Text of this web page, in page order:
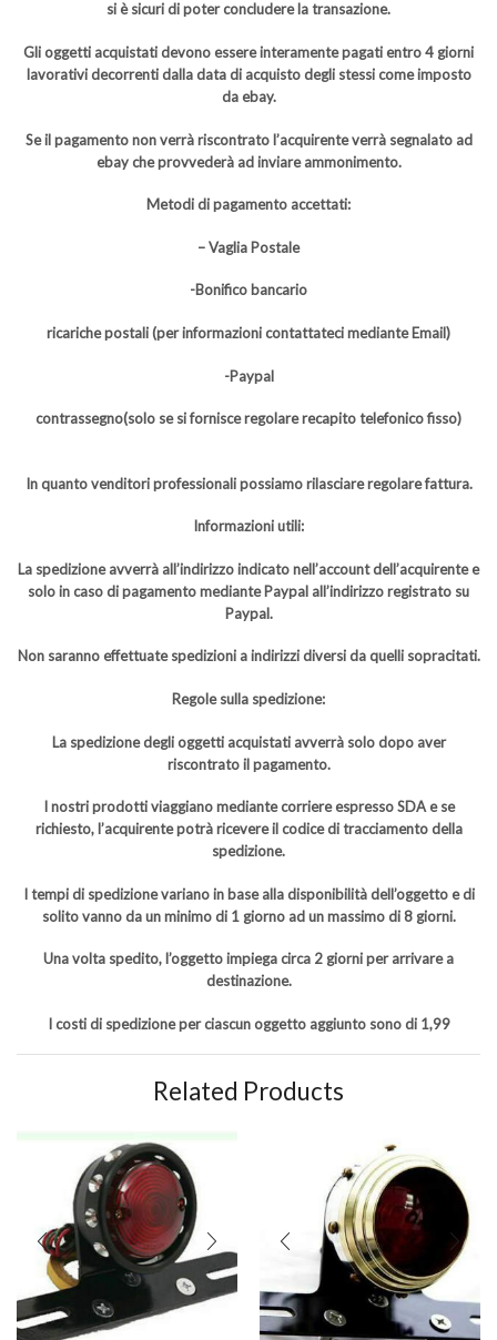
si è sicuri di poter concludere la transazione.
Gli oggetti acquistati devono essere interamente pagati entro 4 giorni
lavorativi decorrenti dalla data di acquisto degli stessi come imposto
da ebay.
Se il pagamento non verrà riscontrato l’acquirente verrà segnalato ad
ebay che provvederà ad inviare ammonimento.
Metodi di pagamento accettati:
– Vaglia Postale
-Bonifico bancario
ricariche postali (per informazioni contattateci mediante Email)
-Paypal
contrassegno(solo se si fornisce regolare recapito telefonico fisso)
In quanto venditori professionali possiamo rilasciare regolare fattura.
Informazioni utili:
La spedizione avverrà all’indirizzo indicato nell’account dell’acquirente e
solo in caso di pagamento mediante Paypal all’indirizzo registrato su
Paypal.
Non saranno effettuate spedizioni a indirizzi diversi da quelli sopracitati.
Regole sulla spedizione:
La spedizione degli oggetti acquistati avverrà solo dopo aver
riscontrato il pagamento.
I nostri prodotti viaggiano mediante corriere espresso SDA e se
richiesto, l’acquirente potrà ricevere il codice di tracciamento della
spedizione.
I tempi di spedizione variano in base alla disponibilità dell’oggetto e di
solito vanno da un minimo di 1 giorno ad un massimo di 8 giorni.
Una volta spedito, l’oggetto impiega circa 2 giorni per arrivare a
destinazione.
I costi di spedizione per ciascun oggetto aggiunto sono di 1,99
Related Products